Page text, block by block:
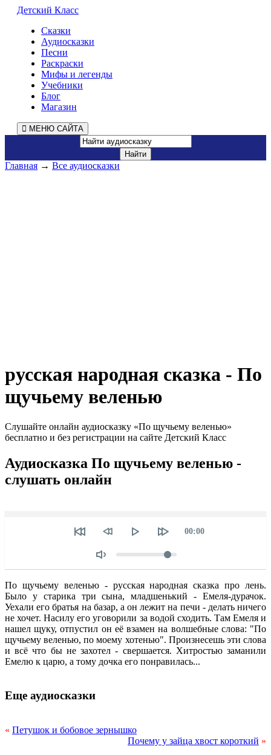
Детский Класс
Сказки
Аудиосказки
Песни
Раскраски
Мифы и легенды
Учебники
Блог
Магазин
МЕНЮ САЙТА
Главная → Все аудиосказки
русская народная сказка - По
щучьему веленью
Слушайте онлайн аудиосказку «По щучьему веленью»
бесплатно и без регистрации на сайте Детский Класс
Аудиосказка По щучьему веленью -
слушать онлайн
Текущее
00:00
По щучьему веленью - русская народная сказка про лень.
Было у старика три сына, младшенький - Емеля-дурачок.
Уехали его братья на базар, а он лежит на печи - делать ничего
не хочет. Насилу его уговорили за водой сходить. Там Емеля и
нашел щуку, отпустил он её взамен на волшебные слова: "По
щучьему веленью, по моему хотенью". Произнесешь эти слова
и всё что бы не захотел - свершается. Хитростью заманили
Емелю к царю, а тому дочка его понравилась...
Еще аудиосказки
« Петушок и бобовое зернышко
Почему у зайца хвост короткий »